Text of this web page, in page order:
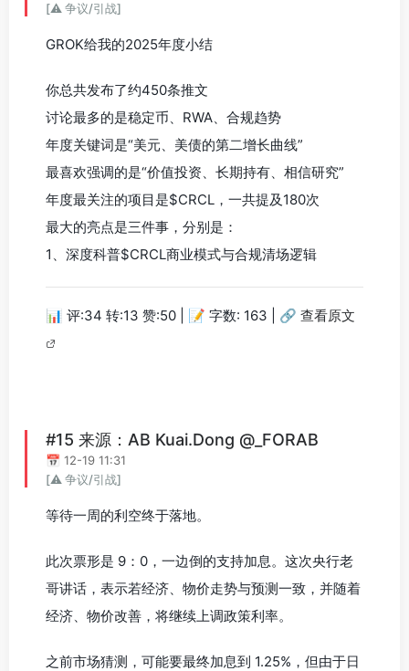
[⚠️ 争议/引战]
GROK给我的2025年度小结
你总共发布了约450条推文
讨论最多的是稳定币、RWA、合规趋势
年度关键词是“美元、美债的第二增长曲线”
最喜欢强调的是“价值投资、长期持有、相信研究”
年度最关注的项目是$CRCL，一共提及180次
最大的亮点是三件事，分别是：
1、深度科普$CRCL商业模式与合规清场逻辑
📊 评:34 转:13 赞:50 | 📝 字数: 163 | 🔗 查看原文
#15 来源：AB Kuai.Dong @_FORAB
📅 12-19 11:31
[⚠️ 争议/引战]
等待一周的利空终于落地。
此次票形是 9：0，一边倒的支持加息。这次央行老
哥讲话，表示若经济、物价走势与预测一致，并随着
经济、物价改善，将继续上调政策利率。
之前市场猜测，可能要最终加息到 1.25%，但由于日